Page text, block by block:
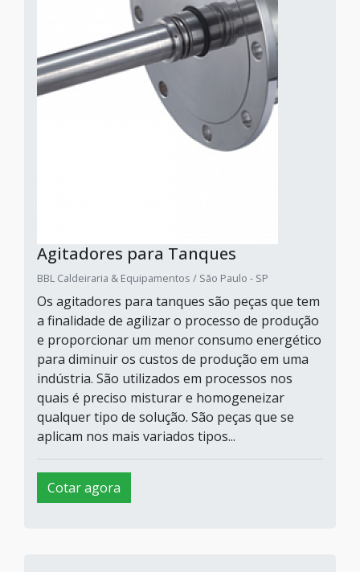
Agitadores para Tanques
BBL Caldeiraria & Equipamentos / São Paulo - SP
Os agitadores para tanques são peças que tem
a finalidade de agilizar o processo de produção
e proporcionar um menor consumo energético
para diminuir os custos de produção em uma
indústria. São utilizados em processos nos
quais é preciso misturar e homogeneizar
qualquer tipo de solução. São peças que se
aplicam nos mais variados tipos...
Cotar agora